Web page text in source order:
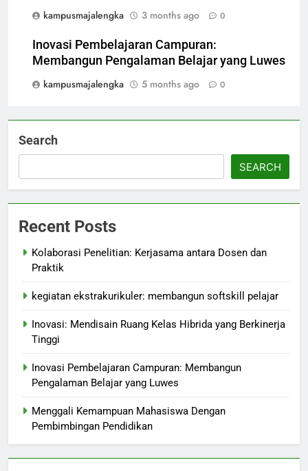
kampusmajalengka
3 months ago 0
Inovasi Pembelajaran Campuran:
Membangun Pengalaman Belajar yang Luwes
kampusmajalengka
5 months ago 0
Search
SEARCH
Recent Posts
Kolaborasi Penelitian: Kerjasama antara Dosen dan
Praktik
kegiatan ekstrakurikuler: membangun softskill pelajar
Inovasi: Mendisain Ruang Kelas Hibrida yang Berkinerja
Tinggi
Inovasi Pembelajaran Campuran: Membangun
Pengalaman Belajar yang Luwes
Menggali Kemampuan Mahasiswa Dengan
Pembimbingan Pendidikan